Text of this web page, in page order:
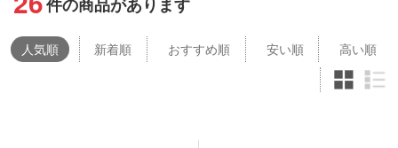
人気順 新着順 おすすめ順 安い順 高い順